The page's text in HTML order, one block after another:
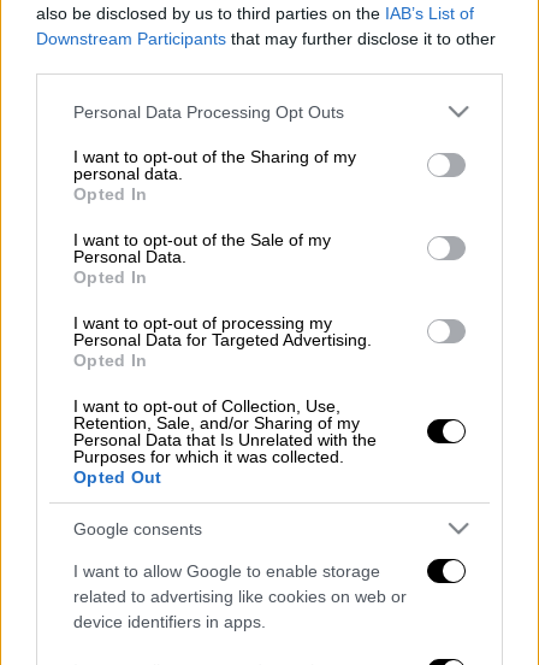
also be disclosed by us to third parties on the IAB’s List of
Downstream Participants that may further disclose it to other
Please note that this website/app uses one or more Google
not limited to your visit or usage behaviour. You may click to
grant or deny consent to Google and its third-party tags to
use your data for below specified purposes in below Google
consent section.
Personal Data Processing Opt Outs
I want to opt-out of the Sharing of my
personal data.
Opted In
I want to opt-out of the Sale of my
Personal Data.
Opted In
I want to opt-out of processing my
Personal Data for Targeted Advertising.
Opted In
I want to opt-out of Collection, Use,
Retention, Sale, and/or Sharing of my
Personal Data that Is Unrelated with the
Purposes for which it was collected.
Opted Out
Google consents
I want to allow Google to enable storage
related to advertising like cookies on web or
device identifiers in apps.
Η Τραπεζούντα, η βασιλίδα των πόλεων της
Ανατολής όπως ορθώς χαρακτηρίστηκε,
ήταν κοσμημένη με πολλούς ναούς,
ιδρύθηκαν και λαμπρύνθηκαν κατά τα χρόνια
της βασιλείας των φιλόκαλων και ευσεβών
Κομνηνών και κάποιες προϋπήρχαν.
Διαβάστε περισσότερα στο
Διαβάστε ακόμη
έως τη ΔΕΘ
Η παγίδα του Ορμούζ για τον Τραμπ και το
επικίνδυνο στοίχημα της Τεχεράνης - Ποιος
θα λυγίσει πρώτος